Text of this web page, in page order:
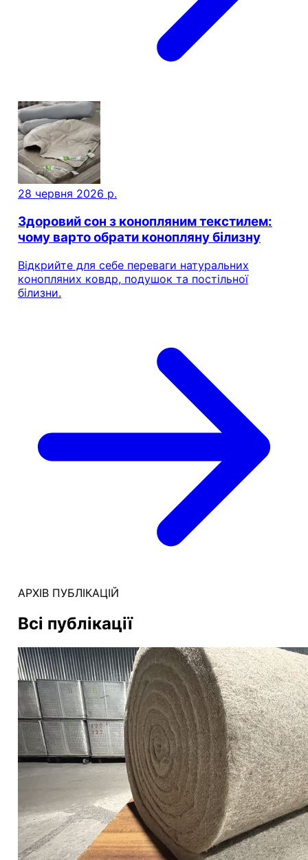
28 червня 2026 р.
Здоровий сон з конопляним текстилем:
чому варто обрати конопляну білизну
Відкрийте для себе переваги натуральних
конопляних ковдр, подушок та постільної
білизни.
АРХІВ ПУБЛІКАЦІЙ
Всі публікації